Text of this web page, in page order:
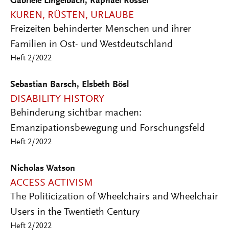
KUREN, RÜSTEN, URLAUBE
Freizeiten behinderter Menschen und ihrer
Familien in Ost- und Westdeutschland
Heft 2/2022
Sebastian Barsch, Elsbeth Bösl
DISABILITY HISTORY
Behinderung sichtbar machen:
Emanzipationsbewegung und Forschungsfeld
Heft 2/2022
Nicholas Watson
ACCESS ACTIVISM
The Politicization of Wheelchairs and Wheelchair
Users in the Twentieth Century
Heft 2/2022